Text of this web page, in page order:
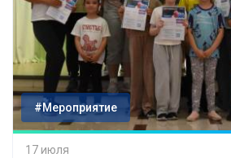
#Мероприятие
17 июля